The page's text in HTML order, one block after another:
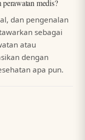
medis?
dan pengenalan
sebagai
atau
dengan
apa pun.